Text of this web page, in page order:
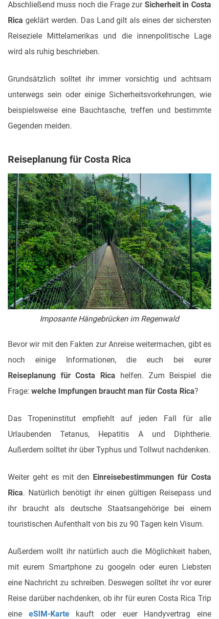
Abschließend muss noch die Frage zur Sicherheit in Costa
Rica geklärt werden. Das Land gilt als eines der sichersten
Reiseziele Mittelamerikas und die innenpolitische Lage
wird als ruhig beschrieben.
Grundsätzlich solltet ihr immer vorsichtig und achtsam
unterwegs sein oder einige Sicherheitsvorkehrungen, wie
beispielsweise eine Bauchtasche, treffen und bestimmte
Gegenden meiden.
Reiseplanung für Costa Rica
Imposante Hängebrücken im Regenwald
Bevor wir mit den Fakten zur Anreise weitermachen, gibt es
noch einige Informationen, die euch bei eurer
Reiseplanung für Costa Rica helfen. Zum Beispiel die
Frage: welche Impfungen braucht man für Costa Rica?
Das Tropeninstitut empfiehlt auf jeden Fall für alle
Urlaubenden Tetanus, Hepatitis A und Diphtherie.
Außerdem solltet ihr über Typhus und Tollwut nachdenken.
Weiter geht es mit den Einreisebestimmungen für Costa
Rica. Natürlich benötigt ihr einen gültigen Reisepass und
ihr braucht als deutsche Staatsangehörige bei einem
touristischen Aufenthalt von bis zu 90 Tagen kein Visum.
Außerdem wollt ihr natürlich auch die Möglichkeit haben,
mit eurem Smartphone zu googeln oder euren Liebsten
eine Nachricht zu schreiben. Deswegen solltet ihr vor eurer
Reise darüber nachdenken, ob ihr für euren Costa Rica Trip
eine eSIM-Kartekauft oder euer Handyvertrag eine